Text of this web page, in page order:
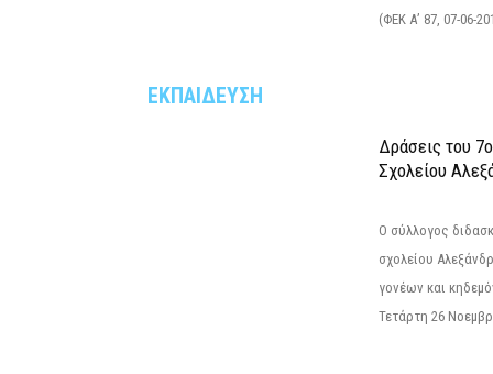
(ΦΕΚ Α’ 87, 07-06-
ΕΚΠΑΙΔΕΥΣΗ
Δράσεις του
Σχολείου
Ο σύλλογος
σχολείου
γονέων και
Τετάρτη 26